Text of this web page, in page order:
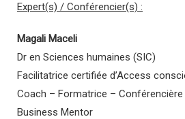
Expert(s) / Conférencier(s) :
Magali Maceli
Dr en Sciences humaines (SIC)
Facilitatrice certifiée d’Access
Coach – Formatrice –
Business Mentor